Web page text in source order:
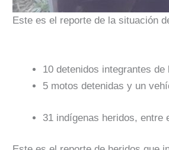
Este es el reporte de la situación
10 detenidos integrantes
5 motos detenidas y un
31 indígenas heridos, entre